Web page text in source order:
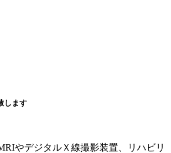
します
やデジタルＸ線撮影装置、リハビリ